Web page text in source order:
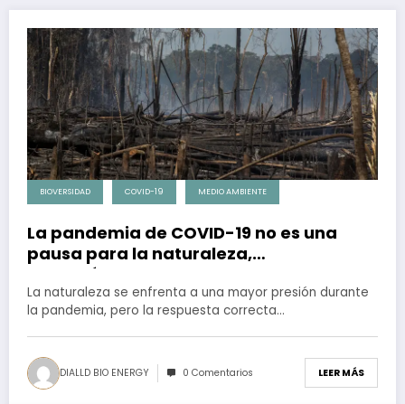
BIOVERSIDAD COVID-19 MEDIO AMBIENTE
La pandemia de COVID-19 no es una
pausa para la naturaleza,
asegurémonos de que tenga una
después de la crisis
La naturaleza se enfrenta a una mayor presión durante
la pandemia, pero la respuesta correcta…
DIALLD BIO ENERGY 0 Comentarios LEER MÁS